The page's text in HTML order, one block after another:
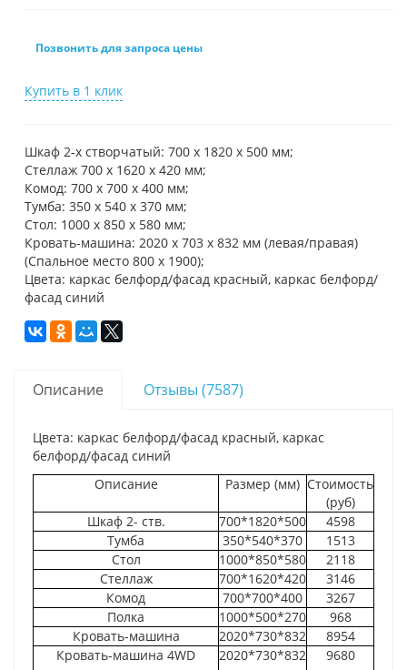
Позвонить для запроса цены
Купить в 1 клик
Шкаф 2-х створчатый: 700 х 1820 х 500 мм;
Стеллаж 700 х 1620 х 420 мм;
Комод: 700 х 700 х 400 мм;
Тумба: 350 х 540 х 370 мм;
Стол: 1000 х 850 х 580 мм;
Кровать-машина: 2020 х 703 х 832 мм (левая/правая)
(Спальное место 800 х 1900);
Цвета: каркас белфорд/фасад красный, каркас белфорд/
фасад синий
Описание Отзывы (7587)
Цвета: каркас белфорд/фасад красный, каркас
белфорд/фасад синий
Описание
Размер (мм) Стоимость
(руб)
Шкаф 2- ств.
700*1820*500
4598
Тумба
350*540*370
1513
Стол
1000*850*580
2118
Стеллаж
700*1620*420
3146
Комод
700*700*400
3267
Полка
1000*500*270
968
Кровать-машина
2020*730*832
8954
Кровать-машина 4WD
2020*730*832 9680